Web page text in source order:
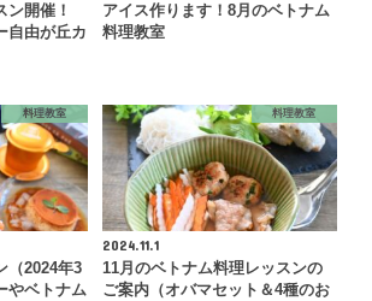
ン開催！
自由が丘カ
アイス作ります！8月のベトナム
料理教室
料理教室
（2024年3
やベトナム
料理教室
2024.11.1
11月のベトナム料理レッスンの
ご案内（オバマセット＆4種のお